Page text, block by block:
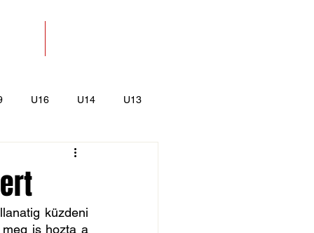
U16 U14 U13
Kajak-Kenu
küzdeni
is hozta a